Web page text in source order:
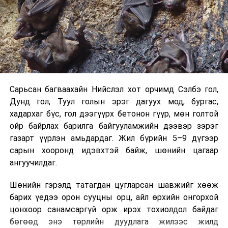
нутгийн хойд хэсгээр, 30-нд баруун аймгуудын
нутгийн хойд, төв, зүүн аймгуудын нутгийн зарим
газраар цас орно. Салхи 28-нд Алтайн салбар уулсаар,
29-нд нутгийн зарим газраар, 30-нд Алтайн салбар
уулс болон говь, тал, хээрийн нутгаар секундэд 14-16
метр хүрч ширүүснэ. Дархадын хотгор, Завхан голын
эх, Хүрэнбэлчир орчим, Идэр, Тэс, Байдраг голын
хөндийгөөр шөнөдөө 38-43 хэм, өдөртөө 27-32 хэм,
Увс нуурын хотгор, Монгол-Алтай, Хангай, Хөвсгөл,
Хэнтийн уулархаг нутаг, Орхон, Сэлэнгэ, Хараа, Ерөө,
Туул, Тэрэлж голын хөндийгөөр шөнөдөө -30-35 хэм,
өдөртөө 20-25 хэм, говийн бүс нутгийн өмнөд хэсэг,
цас багатай газраар шөнөдөө 16-21 хэм, өдөртөө 10-
15-20 хэм хүйтэн байна.
УНШСАН: 1385
Сарьсан багваахайн Нийслэл хот орчимд Сэлбэ гол,
Дунд гол, Туул голын эрэг дагуух мод, бургас,
хадархаг бүс, гол дээгүүрх бетонон гүүр, мөн голтой
ойр байрлах барилга байгууламжийн дээвэр зэрэг
газарт үүрлэн амьдардаг. Жил бүрийн 5–9 дүгээр
сарын хооронд идэвхтэй байж, шөнийн цагаар
ангуучилдаг.
Шөнийн гэрэлд татагдан цугларсан шавжийг хөөж
барих үедээ орон сууцны орц, айл өрхийн онгорхой
цонхоор санамсаргүй орж ирэх тохиолдол байдаг
бөгөөд энэ төрлийн дуудлага жилээс жилд